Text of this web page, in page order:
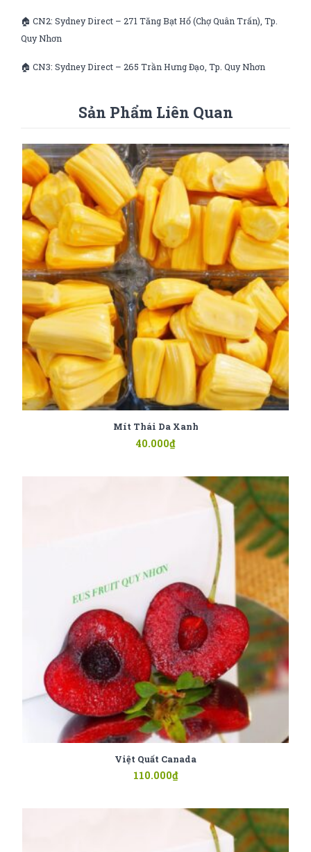
🏠 CN2: Sydney Direct – 271 Tăng Bạt Hổ (Chợ Quân Trấn), Tp.
Quy Nhơn
🏠 CN3: Sydney Direct – 265 Trần Hưng Đạo, Tp. Quy Nhơn
Sản Phẩm Liên Quan
Mít Thái Da Xanh
40.000₫
Việt Quất Canada
110.000₫